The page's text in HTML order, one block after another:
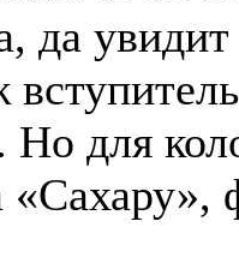
да увидит
для